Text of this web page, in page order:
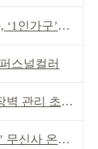
’가 이끈다
스널컬러
점 ‘리브랜딩’
온라인 입점